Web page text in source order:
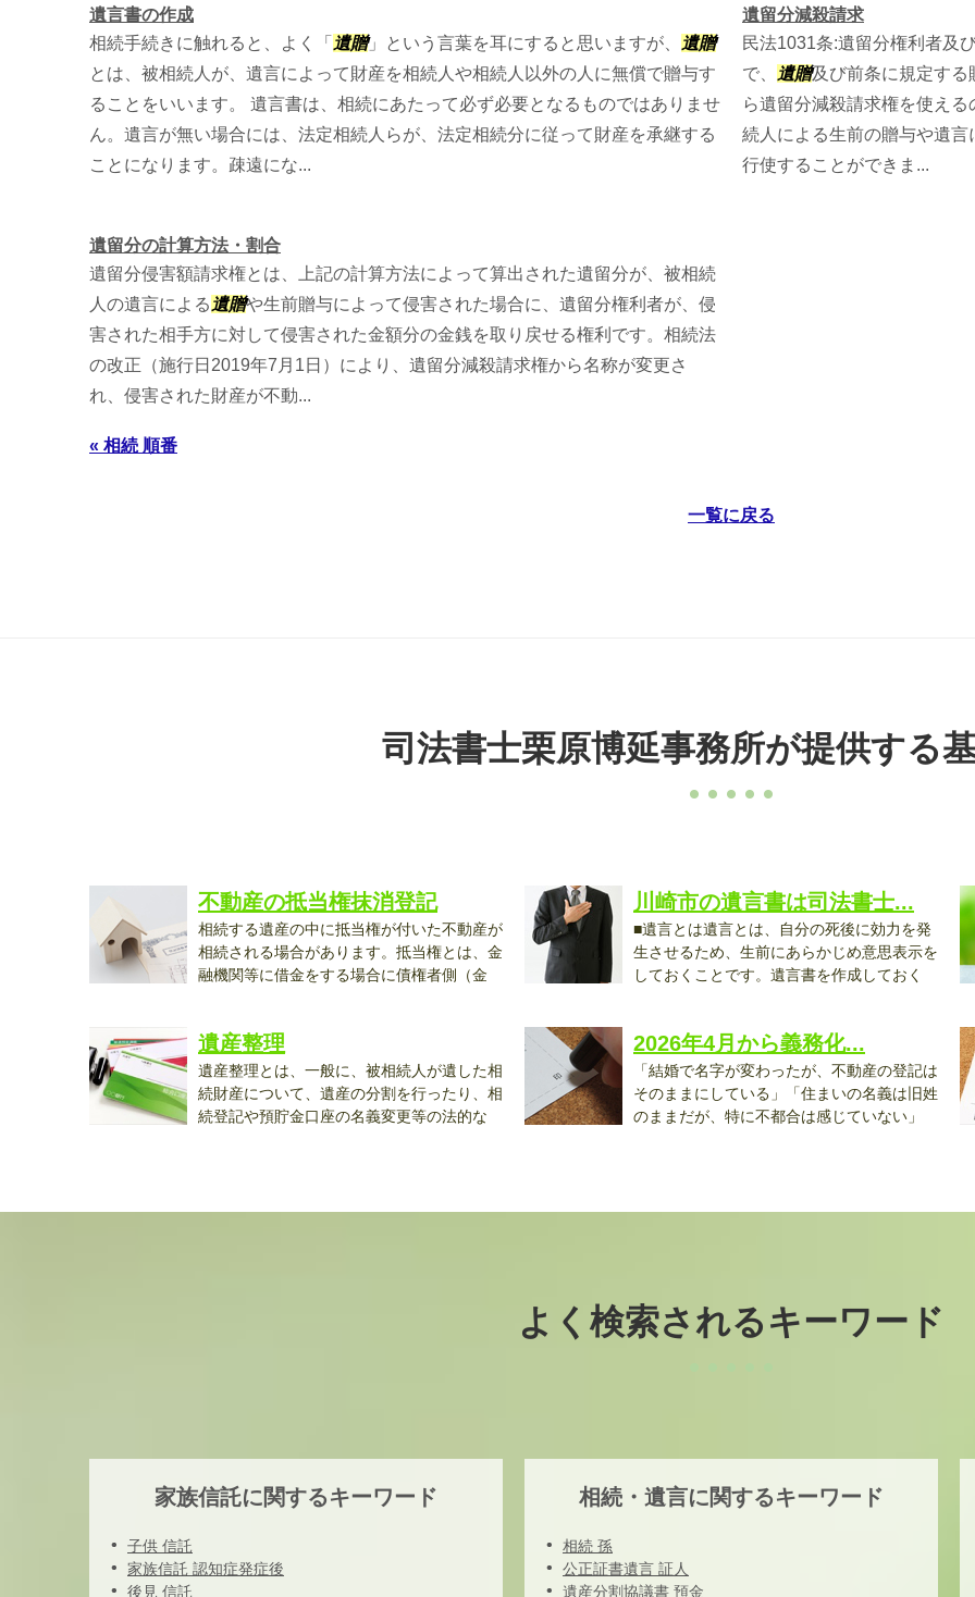
遺言書の作成
相続手続きに触れると、よく「 遺贈」という言葉を耳にすると思いますが、
遺贈
とは、被相続人が、遺言によって財産を相続人や相続人以外の人に無償で贈与す
ることをいいます。 遺言書は、相続にあたって必ず必要となるものではありませ
ん。遺言が無い場合には、法定相続人らが、法定相続分に従って財産を承継する
ことになります。疎遠にな...
遺留分減殺請求
民法1031条:遺留分権利者及
で、
遺贈及び前条に規定す
ら遺留分減殺請求権を使え
続人による生前の贈与や遺
行使することができま...
遺留分の計算方法・割合
遺留分侵害額請求権とは、上記の計算方法によって算出された遺留分が、被相続
人の遺言による 遺贈や生前贈与によって侵害された場合に、遺留分権利者が、侵
害された相手方に対して侵害された金額分の金銭を取り戻せる権利です。相続法
の改正（施行日2019年7月1日）により、遺留分減殺請求権から名称が変更さ
れ、侵害された財産が不動...
« 相続 順番
一覧に戻る
司法書士栗原博延事務所が提供する
不動産の抵当権抹消登記
相続する遺産の中に抵当権が付いた不動産が
相続される場合があります。抵当権とは、金
融機関等に借金をする場合に債権者側（金
川崎市の遺言書は司法書士...
■遺言とは遺言とは、自分の死後に効力を発
生させるため、生前にあらかじめ意思表示を
しておくことです。遺言書を作成しておく
遺産整理
遺産整理とは、一般に、被相続人が遺した相
続財産について、遺産の分割を行ったり、相
続登記や預貯金口座の名義変更等の法的な
2026年4月から義務化...
「結婚で名字が変わったが、不動産の登記は
そのままにしている」「住まいの名義は旧姓
のままだが、特に不都合は感じていない」
よく検索されるキーワード
家族信託に関するキーワード
子供 信託
家族信託 認知症発症後
後見 信託
相続・遺言に関するキーワード
相続 孫
公正証書遺言 証人
遺産分割協議書 預金